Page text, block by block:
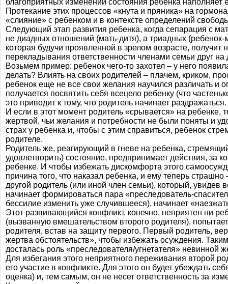
Протекание этих процессов «кнута и пряника» на
«слияние» с ребенком и в контексте определений
Следующий этап развития ребенка, когда сепарация с
не диадных отношений (мать-дитя), а триадных
которая будучи проявленной в зрелом возрасте,
перекладывания ответственности членами семьи друг на
Возьмем пример: ребенок чего-то захотел – у него
делать? Влиять на своих родителей – плачем, криком,
ребенок еще не все свои желания научился различать и
получается посвятить себя всецело ребенку (что
это приводит к тому, что родитель начинает раздражаться.
И если в этот момент родитель «срывается» на ребенке,
жертвой, чьи желания и потребности не были поняты и
страх у ребенка и, чтобы с этим справиться, ребенок
родителе.
Родитель же, реагирующий в гневе на ребенка,
удовлетворить) состояние, предпринимает действия,
ребенке. И чтобы избежать дискомфорта этого
причина того, что наказал ребенка, и ему теперь
другой родитель (или иной член семьи), который, увидев
начинает формироваться пара «преследователь-
бессилие изменить уже случившееся), начинает
Этот развивающийся конфликт, конечно, неприятен ни
(вызванную вмешательством второго родителя),
родителя, встав на защиту первого. Первый родитель,
жертва обстоятельств», чтобы избежать осуждения.
досталась роль «преследователя/угнетателя»
Для избегания этого неприятного переживания второй
его участие в конфликте. Для этого он будет убеждать
оценка) и, тем самым, он не несет ответственность за